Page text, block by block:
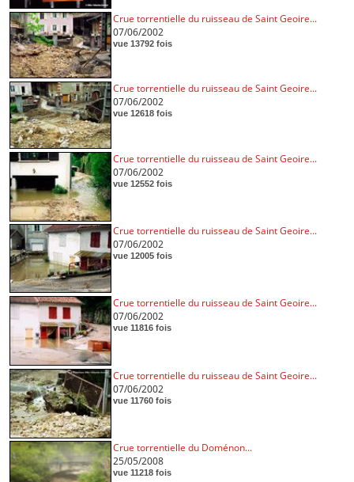
Crue torrentielle du ruisseau de Saint Geoire...
07/06/2002
vue 13792 fois
Crue torrentielle du ruisseau de Saint Geoire...
07/06/2002
vue 12618 fois
Crue torrentielle du ruisseau de Saint Geoire...
07/06/2002
vue 12552 fois
Crue torrentielle du ruisseau de Saint Geoire...
07/06/2002
vue 12005 fois
Crue torrentielle du ruisseau de Saint Geoire...
07/06/2002
vue 11816 fois
Crue torrentielle du ruisseau de Saint Geoire...
07/06/2002
vue 11760 fois
Crue torrentielle du Doménon...
25/05/2008
vue 11218 fois